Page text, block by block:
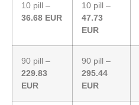
10 pill –
36.68 EUR
10 pill –
47.73
EUR
90 pill –
229.83
EUR
90 pill –
295.44
EUR